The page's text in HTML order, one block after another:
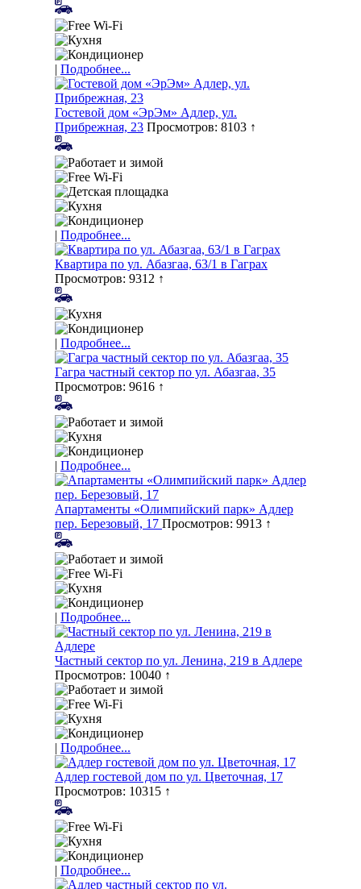
| Подробнее...
Гостевой дом «ЭрЭм» Адлер, ул.
Прибрежная, 23 Просмотров: 8103 ↑
| Подробнее...
Квартира по ул. Абазгаа, 63/1 в Гаграх
Просмотров: 9312 ↑
| Подробнее...
Гагра частный сектор по ул. Абазгаа, 35
Просмотров: 9616 ↑
| Подробнее...
Апартаменты «Олимпийский парк» Адлер
пер. Березовый, 17 Просмотров: 9913 ↑
| Подробнее...
Частный сектор по ул. Ленина, 219 в Адлере
Просмотров: 10040 ↑
| Подробнее...
Адлер гостевой дом по ул. Цветочная, 17
Просмотров: 10315 ↑
| Подробнее...